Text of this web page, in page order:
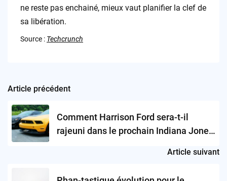
ne reste pas enchainé, mieux vaut planifier la clef de
sa libération.
Source : Techcrunch
Post
navigation
Article précédent
Comment Harrison Ford sera-t-il
rajeuni dans le prochain Indiana Jones
Article suivant